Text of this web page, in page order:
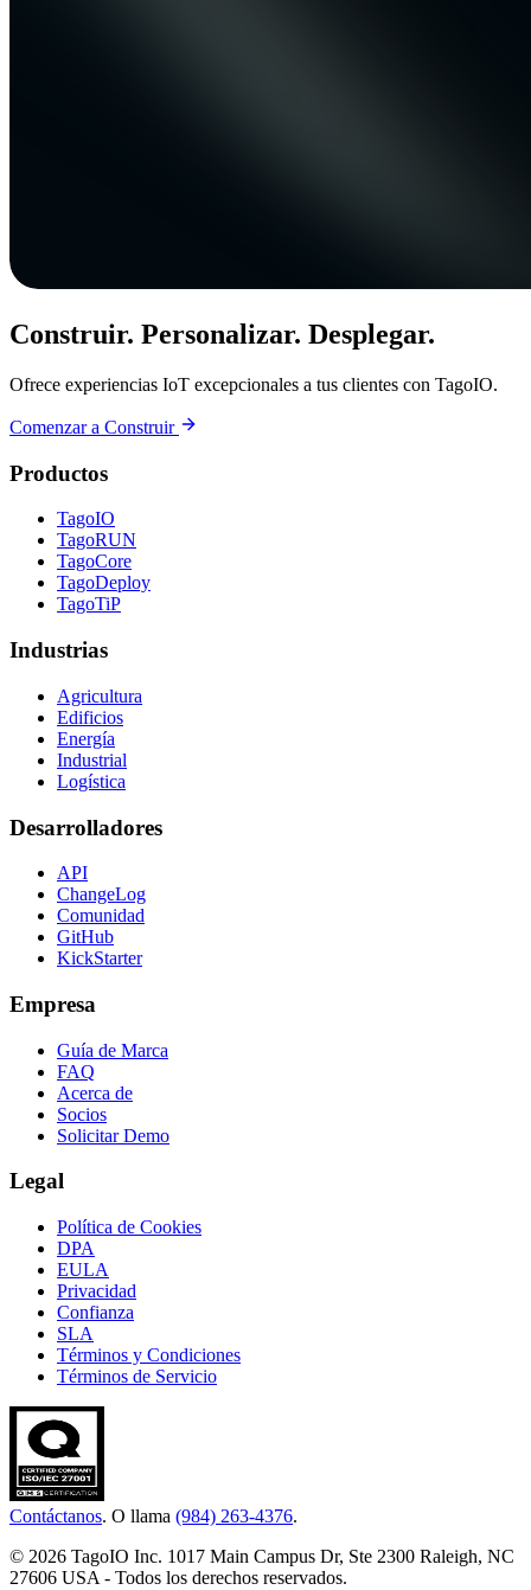
Construir. Personalizar. Desplegar.
Ofrece experiencias IoT excepcionales a tus clientes con TagoIO.
Comenzar a Construir
Productos
TagoIO
TagoRUN
TagoCore
TagoDeploy
TagoTiP
Industrias
Agricultura
Edificios
Energía
Industrial
Logística
Desarrolladores
API
ChangeLog
Comunidad
GitHub
KickStarter
Empresa
Guía de Marca
FAQ
Acerca de
Socios
Solicitar Demo
Legal
Política de Cookies
DPA
EULA
Privacidad
Confianza
SLA
Términos y Condiciones
Términos de Servicio
Contáctanos. O llama (984) 263-4376.
© 2026 TagoIO Inc. 1017 Main Campus Dr, Ste 2300 Raleigh, NC
27606 USA - Todos los derechos reservados.